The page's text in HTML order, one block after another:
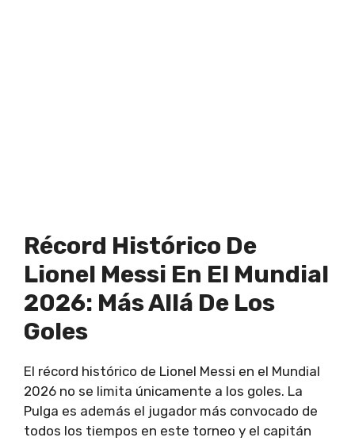
Récord Histórico De
Lionel Messi En El Mundial
2026: Más Allá De Los
Goles
El récord histórico de Lionel Messi en el Mundial
2026 no se limita únicamente a los goles. La
Pulga es además el jugador más convocado de
todos los tiempos en este torneo y el capitán